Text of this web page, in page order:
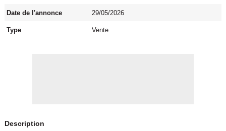
Date de l'annonce 29/05/2026
Type Vente
Description